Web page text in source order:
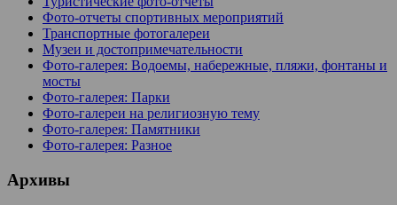
Фото-отчеты спортивных мероприятий
Транспортные фотогалереи
Музеи и достопримечательности
Фото-галерея: Водоемы, набережные, пляжи, фонтаны и
мосты
Фото-галерея: Парки
Фото-галереи на религиозную тему
Фото-галерея: Памятники
Фото-галерея: Разное
Архивы